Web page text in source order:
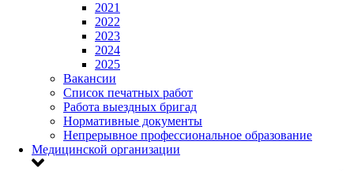
2021
2022
2023
2024
2025
Вакансии
Список печатных работ
Работа выездных бригад
Нормативные документы
Непрерывное профессиональное образование
Медицинской организации